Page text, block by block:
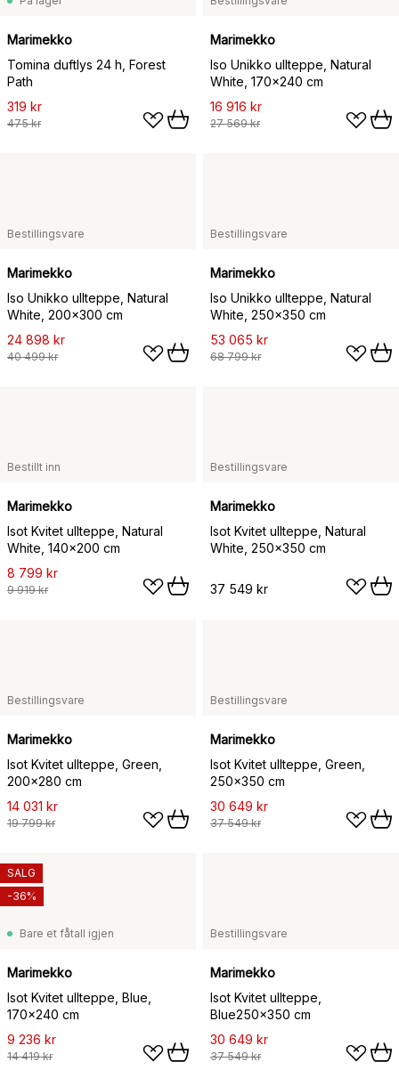
Marimekko
Tomina duftlys 24 h, Forest
Path
319 kr
475 kr
Marimekko
Iso Unikko ullteppe, Natural
White, 170x240 cm
16 916 kr
27 569 kr
Bestillingsvare
Marimekko
Iso Unikko ullteppe, Natural
White, 200x300 cm
24 898 kr
40 499 kr
Bestillingsvare
Marimekko
Iso Unikko ullteppe, Natural
White, 250x350 cm
53 065 kr
68 799 kr
Bestillt inn
Marimekko
Isot Kvitet ullteppe, Natural
White, 140x200 cm
8 799 kr
9 919 kr
Bestillingsvare
Marimekko
Isot Kvitet ullteppe, Natural
White, 250x350 cm
37 549 kr
Bestillingsvare
Marimekko
Isot Kvitet ullteppe, Green,
200x280 cm
14 031 kr
19 799 kr
Bestillingsvare
Marimekko
Isot Kvitet ullteppe, Green,
250x350 cm
30 649 kr
37 549 kr
Bare et fåtall igjen
Marimekko
Isot Kvitet ullteppe, Blue,
170x240 cm
9 236 kr
14 419 kr
SALG
-36%
Bestillingsvare
Marimekko
Isot Kvitet ullteppe,
Blue250x350 cm
30 649 kr
37 549 kr